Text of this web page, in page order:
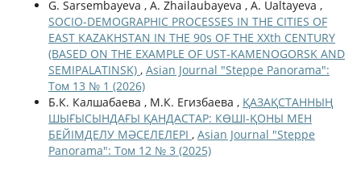
G. Sarsembayeva , A. Zhailaubayeva , A. Ualtayeva ,
SOCIO-DEMOGRAPHIC PROCESSES IN THE CITIES OF
EAST KAZAKHSTAN IN THE 90s OF THE ХХth CENTURY
(BASED ON THE EXAMPLE OF UST-KAMENOGORSK AND
SEMIPALATINSK) , Asian Journal "Steppe Panorama":
Том 13 № 1 (2026)
Б.К. Калшабаева , М.К. Егизбаева , ҚАЗАҚСТАННЫҢ
ШЫҒЫСЫНДАҒЫ ҚАНДАСТАР: КӨШІ-ҚОНЫ МЕН
БЕЙІМДЕЛУ МӘСЕЛЕЛЕРІ , Asian Journal "Steppe
Panorama": Том 12 № 3 (2025)